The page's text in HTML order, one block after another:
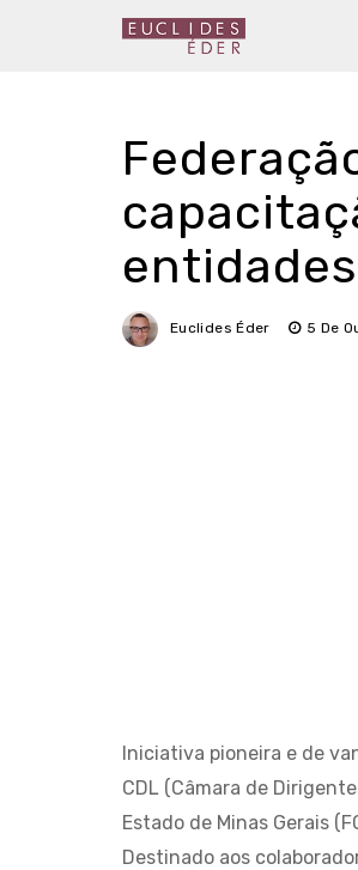
Euclides Éder 5 De
Iniciativa pioneira e de
CDL (Câmara de
Estado de Minas Gerais
Destinado aos